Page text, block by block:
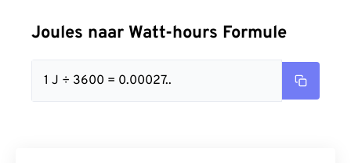
Joules naar Watt-hours Formule
1 J ÷ 3600 = 0.00027..